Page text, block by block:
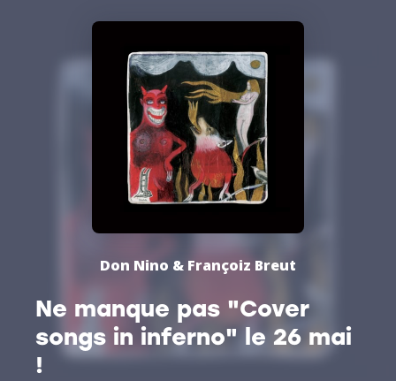
Don Nino & Françoiz Breut
Ne manque pas "Cover
songs in inferno" le 26 mai
!